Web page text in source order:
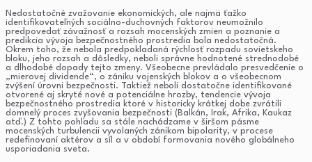
Nedostatočné zvažovanie ekonomických, ale najmä ťažko
identifikovateľných sociálno-duchovných faktorov neumožnilo
predpovedať závažnosť a rozsah mocenských zmien a poznanie a
predikcia vývoja bezpečnostného prostredia bola nedostatočná.
Okrem toho, že nebola predpokladaná rýchlosť rozpadu sovietskeho
bloku, jeho rozsah a dôsledky, neboli správne hodnotené strednodobé
a dlhodobé dopady tejto zmeny. Všeobecne prevládalo presvedčenie o
„mierovej dividende“, o zániku vojenských blokov a o všeobecnom
zvýšení úrovni bezpečnosti. Taktiež neboli dostatočne identifikované
otvorené aj skryté nové a potenciálne hrozby, tendencie vývoja
bezpečnostného prostredia ktoré v historicky krátkej dobe zvrátili
domnelý proces zvyšovania bezpečnosti (Balkán, Irak, Afrika, Kaukaz
atď.) Z tohto pohľadu sa stále nachádzame v širšom pásme
mocenských turbulencii vyvolaných zánikom bipolarity, v procese
redefinovaní aktérov a síl a v období formovania nového globálneho
usporiadania sveta.